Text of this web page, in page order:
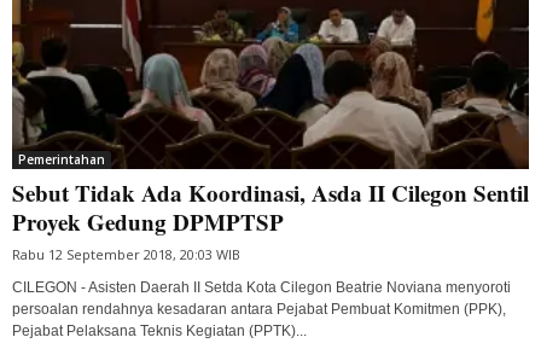
Pemerintahan
Sebut Tidak Ada Koordinasi, Asda II Cilegon Sentil
Proyek Gedung DPMPTSP
Rabu 12 September 2018, 20:03 WIB
CILEGON - Asisten Daerah II Setda Kota Cilegon Beatrie Noviana menyoroti
persoalan rendahnya kesadaran antara Pejabat Pembuat Komitmen (PPK),
Pejabat Pelaksana Teknis Kegiatan (PPTK)...